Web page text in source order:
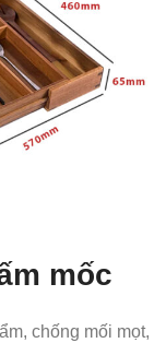
mốc
chống mối mọt,